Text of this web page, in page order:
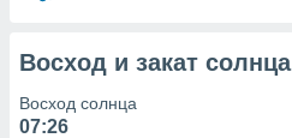
Восход и закат солнца
Восход солнца
07:26